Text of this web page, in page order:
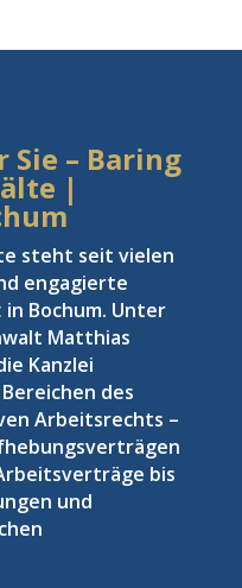
Sie – Baring
|
steht seit vielen
engagierte
in Bochum. Unter
Matthias
Kanzlei
des
Arbeitsrechts –
bis
und